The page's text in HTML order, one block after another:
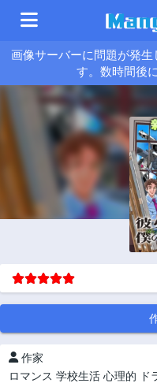
画像サーバーに問題が発
す。数時間後
作家
ロマンス 学校生活 心理的 ド